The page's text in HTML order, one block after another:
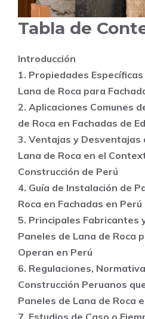
Tabla de
Introducción
1. Propiedades
Lana de Roca para
2. Aplicaciones Comunes
de Roca en Fachadas de
3. Ventajas y Desventajas
Lana de Roca en el
Construcción de Perú
4. Guía de Instalación de
Roca en Fachadas en Perú
5. Principales Fabricantes
Paneles de Lana de Roca
Operan en Perú
6. Regulaciones,
Construcción Peruanos
Paneles de Lana de Roca
7. Estudios de Caso o